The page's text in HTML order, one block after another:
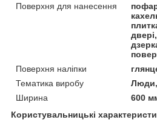
Поверхня для нанесення
Поверхня наліпки
Тематика виробу
Люди,
Ширина
600
Користувальницькі